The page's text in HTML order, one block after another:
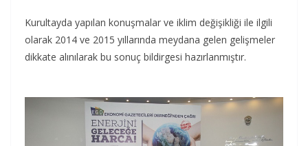
Kurultayda yapılan konuşmalar ve iklim değişikliği ile ilgili
olarak 2014 ve 2015 yıllarında meydana gelen gelişmeler
dikkate alınılarak bu sonuç bildirgesi hazırlanmıştır.